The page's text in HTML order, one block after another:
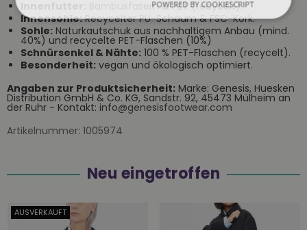
Bambusfasern & PET (recycelt).
Innensohle:Recycelter PU-Schaum & FSC-Kork.
Sohle: Naturkautschuk aus nachhaltigem Anbau (mind.
40%) und recycelte PET-Flaschen (10%)
Schnürsenkel & Nähte: 100 % PET-Flaschen (recycelt).
Besonderheit: vegan und ökologisch optimiert.
Angaben zur Produktsicherheit: Marke: Genesis, Huesken
Distribution GmbH & Co. KG, Sandstr. 92, 45473 Mülheim an
der Ruhr - Kontakt: info@genesisfootwear.com
Artikelnummer: 1005974
Neu eingetroffen
AUSVERKAUFT
POWERED BY COOKIESCRIPT